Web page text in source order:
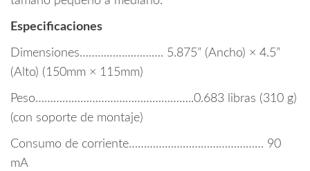
Especificaciones
Dimensiones………………………. 5.875” (Ancho) × 4.5”
(Alto) (150mm × 115mm)
Peso……………………………………………..0.683 libras (310 g)
(con soporte de montaje)
Consumo de corriente……………………………………… 90
mA